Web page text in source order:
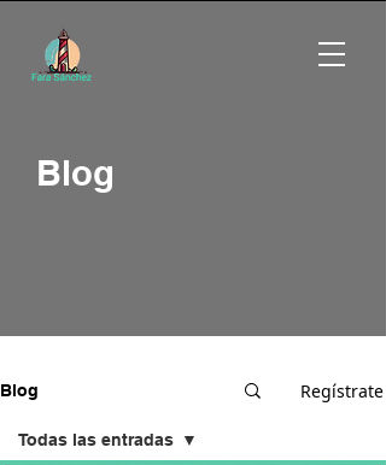
Blog
Blog Regístrate
Todas las entradas